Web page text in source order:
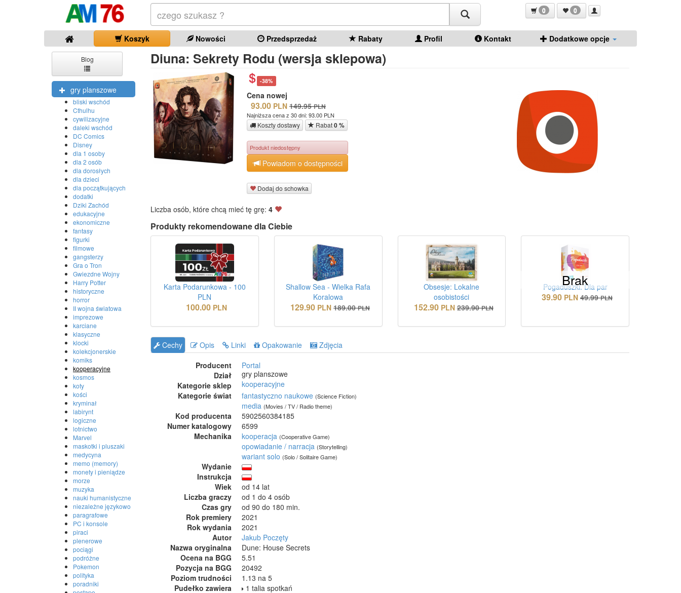
0 0
Koszyk Nowości Przedsprzedaż Rabaty Profil Kontakt Dodatkowe opcje
Blog
gry planszowe
bliski wschód
Cthulhu
cywilizacyjne
daleki wschód
DC Comics
Disney
dla 1 osoby
dla 2 osób
dla dorosłych
dla dzieci
dla początkujących
dodatki
Dziki Zachód
edukacyjne
ekonomiczne
fantasy
figurki
filmowe
gangsterzy
Gra o Tron
Gwiezdne Wojny
Harry Potter
historyczne
horror
II wojna światowa
imprezowe
karciane
klasyczne
klocki
kolekcjonerskie
komiks
kooperacyjne
kosmos
koty
kości
kryminał
labirynt
logiczne
lotnictwo
Marvel
maskotki i pluszaki
medycyna
memo (memory)
monety i pieniądze
morze
muzyka
nauki humanistyczne
niezależne językowo
paragrafowe
PC i konsole
piraci
plenerowe
pociągi
podróżne
Pokemon
polityka
poradniki
Diuna: Sekrety Rodu (wersja sklepowa)
-38%
Cena nowej
93.00 PLN 149.95 PLN
Najniższa cena z 30 dni: 93.00 PLN
Koszty dostawy Rabat0 %
Produkt niedostępny
Powiadom o dostępności
Dodaj do schowka
Liczba osób, które chcą mieć tę grę: 4
Produkty rekomendowane dla Ciebie
Karta Podarunkowa - 100
PLN
100.00 PLN
Shallow Sea - Wielka Rafa
Koralowa
129.90 PLN 189.00 PLN
Obsesje: Lokalne
osobistości
152.90 PLN 239.90 PLN
Brak
Pogaduszki. Dla par
39.90 PLN 49.99 PLN
Cechy Opis Linki Opakowanie
Zdjęcia
Producent
Portal
Dział
gry planszowe
Kategorie sklep
kooperacyjne
Kategorie świat
fantastyczno naukowe (Science Fiction)
media (Movies / TV / Radio theme)
Kod producenta
5902560384185
Numer katalogowy
6599
Mechanika
kooperacja (Cooperative Game)
opowiadanie / narracja (Storytelling)
wariant solo (Solo / Solitaire Game)
Wydanie
Instrukcja
Wiek
od 14 lat
Liczba graczy
od 1 do 4 osób
Czas gry
od 90 do 180 min.
Rok premiery
2021
Rok wydania
2021
Autor
Jakub Poczęty
Nazwa oryginalna
Dune: House Secrets
Ocena na BGG
5.51
Pozycja na BGG
20492
Poziom trudności
1.13 na 5
Pudełko zawiera
1 talia spotkań